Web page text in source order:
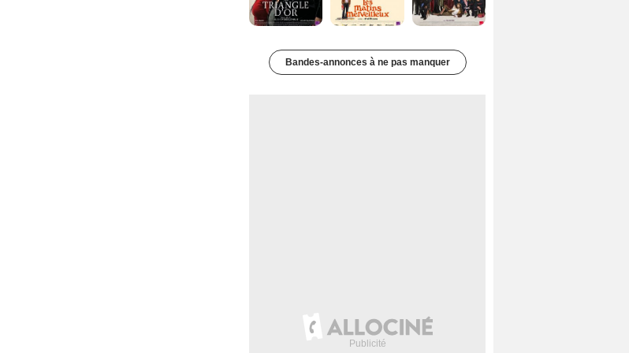
Bandes-annonces à ne pas manquer